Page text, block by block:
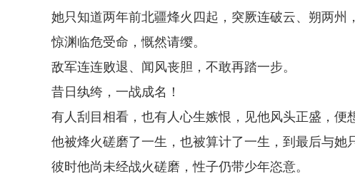
她只知道两年前北疆烽火四起，突厥连破云、朔两
惊渊临危受命，慨然请缨。
敌军连连败退、闻风丧胆，不敢再踏一步。
昔日纨绔，一战成名！
有人刮目相看，也有人心生嫉恨，见他风头正盛，便
他被烽火磋磨了一生，也被算计了一生，到最后与她
彼时他尚未经战火磋磨，性子仍带少年恣意。